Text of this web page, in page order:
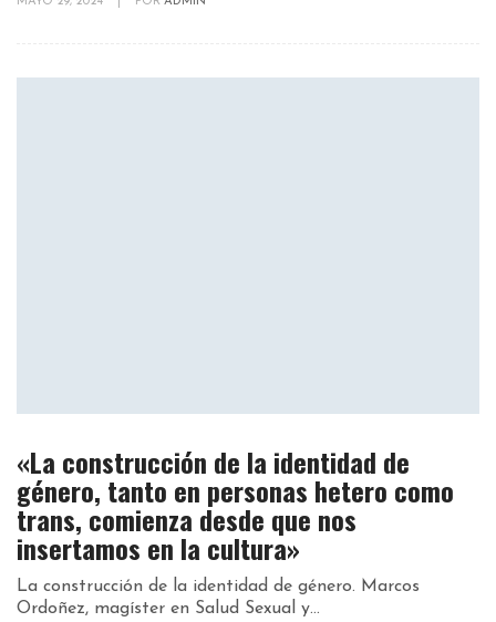
«La construcción de la identidad de
género, tanto en personas hetero como
trans, comienza desde que nos
insertamos en la cultura»
La construcción de la identidad de género. Marcos
Ordoñez, magíster en Salud Sexual y...